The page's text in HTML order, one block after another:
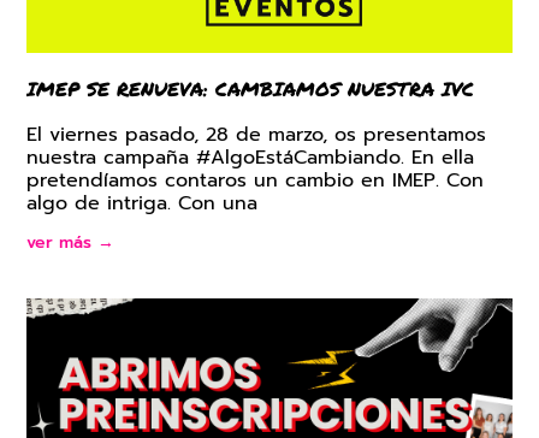
IMEP SE RENUEVA: CAMBIAMOS NUESTRA IVC
El viernes pasado, 28 de marzo, os presentamos
nuestra campaña #AlgoEstáCambiando. En ella
pretendíamos contaros un cambio en IMEP. Con
algo de intriga. Con una
ver más →